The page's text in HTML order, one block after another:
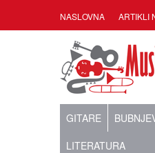
NASLOVNA ARTIKLI
GITARE
LITERATURA